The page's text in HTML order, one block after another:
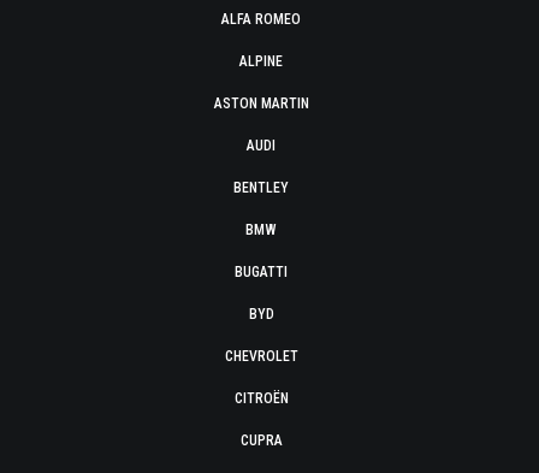
ALFA ROMEO
ALPINE
ASTON MARTIN
AUDI
BENTLEY
BMW
BUGATTI
BYD
CHEVROLET
CITROËN
CUPRA